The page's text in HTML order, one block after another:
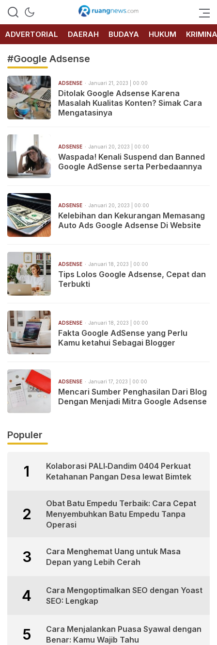
RUANG
NEWS
ADVERTORIAL
DAERAH BUDAYA HUKUM
#Google Adsense
ADSENSE Januari 21, 2023 | 00:00
Ditolak Google Adsense Karena
Masalah Kualitas Konten? Simak Cara
Mengatasinya
ADSENSE Januari 20, 2023 | 00:00
Waspada! Kenali Suspend dan Banned
Google AdSense serta Perbedaannya
ADSENSE Januari 20, 2023 | 00:00
Kelebihan dan Kekurangan Memasang
Auto Ads Google Adsense Di Website
ADSENSE Januari 18, 2023 | 00:00
Tips Lolos Google Adsense, Cepat dan
Terbukti
ADSENSE Januari 18, 2023 | 00:00
Fakta Google AdSense yang Perlu
Kamu ketahui Sebagai Blogger
ADSENSE Januari 17, 2023 | 00:00
Mencari Sumber Penghasilan Dari Blog
Dengan Menjadi Mitra Google Adsense
Populer
1
Kolaborasi PALI‑Dandim 0404 Perkuat
Ketahanan Pangan Desa lewat Bimtek
2
Obat Batu Empedu Terbaik: Cara Cepat
Menyembuhkan Batu Empedu Tanpa
Operasi
3
Cara Menghemat Uang untuk Masa
Depan yang Lebih Cerah
4
Cara Mengoptimalkan SEO dengan Yoast
SEO: Lengkap
5
Cara Menjalankan Puasa Syawal dengan
Benar: Kamu Wajib Tahu